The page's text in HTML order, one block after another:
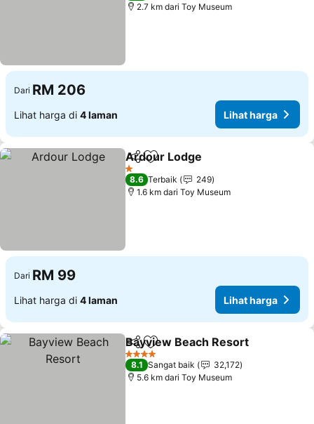
2.7 km dari Toy Museum
Dari RM 206
Lihat harga di 4 laman Lihat harga
KongsiTambah ke favorit
Ardour Lodge
1 Bintang
8.6 Terbaik
249
1.6 km dari Toy Museum
Dari RM 99
Lihat harga di 4 laman Lihat harga
KongsiTambah ke favorit
Bayview Beach Resort
4 Bintang
8.1 Sangat baik
32,172
5.6 km dari Toy Museum